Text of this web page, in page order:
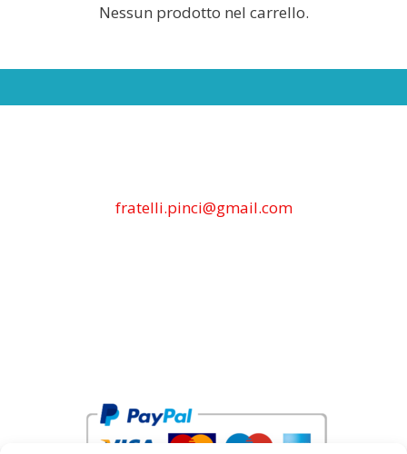
Nessun prodotto nel carrello.
fratelli.pinci@gmail.com